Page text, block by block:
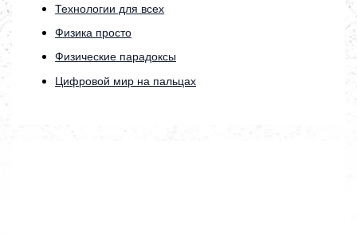
Технологии для всех
Физика просто
Физические парадоксы
Цифровой мир на пальцах